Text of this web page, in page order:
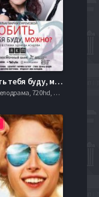
Я любить тебя буду, можно? (2017)
Драма, Мелодрама, 720hd, mobilen,